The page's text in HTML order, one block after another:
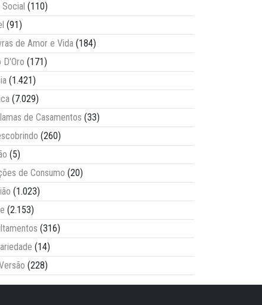
Social (110)
(91)
de Amor e Vida (184)
D'Oro (171)
(1.421)
(7.029)
de Casamentos (33)
(260)
(5)
de Consumo (20)
(1.023)
(2.153)
(316)
(14)
(228)